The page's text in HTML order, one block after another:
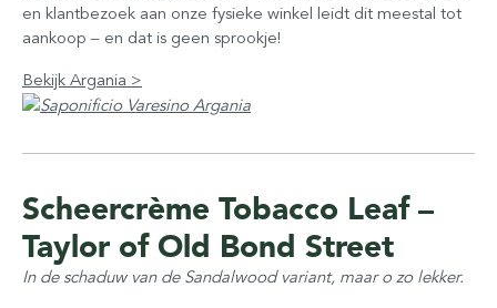
en klantbezoek aan onze fysieke winkel leidt dit meestal tot
aankoop – en dat is geen sprookje!
Bekijk Argania >
Scheercrème Tobacco Leaf –
Taylor of Old Bond Street
In de schaduw van de Sandalwood variant, maar o zo lekker.